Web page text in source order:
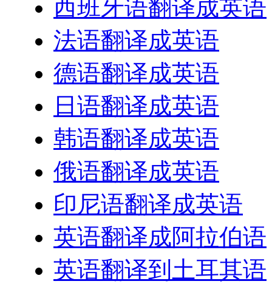
西班牙语翻译成英语
法语翻译成英语
德语翻译成英语
日语翻译成英语
韩语翻译成英语
俄语翻译成英语
印尼语翻译成英语
英语翻译成阿拉伯语
英语翻译到土耳其语